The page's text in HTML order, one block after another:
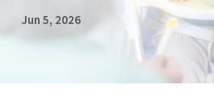
Jun 5, 2026